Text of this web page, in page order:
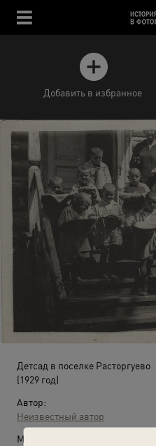
Добавить в избранное
Детсад в поселке Расторгуево
(1929 год)
Автор:
Неизвестный автор
Место съемки: